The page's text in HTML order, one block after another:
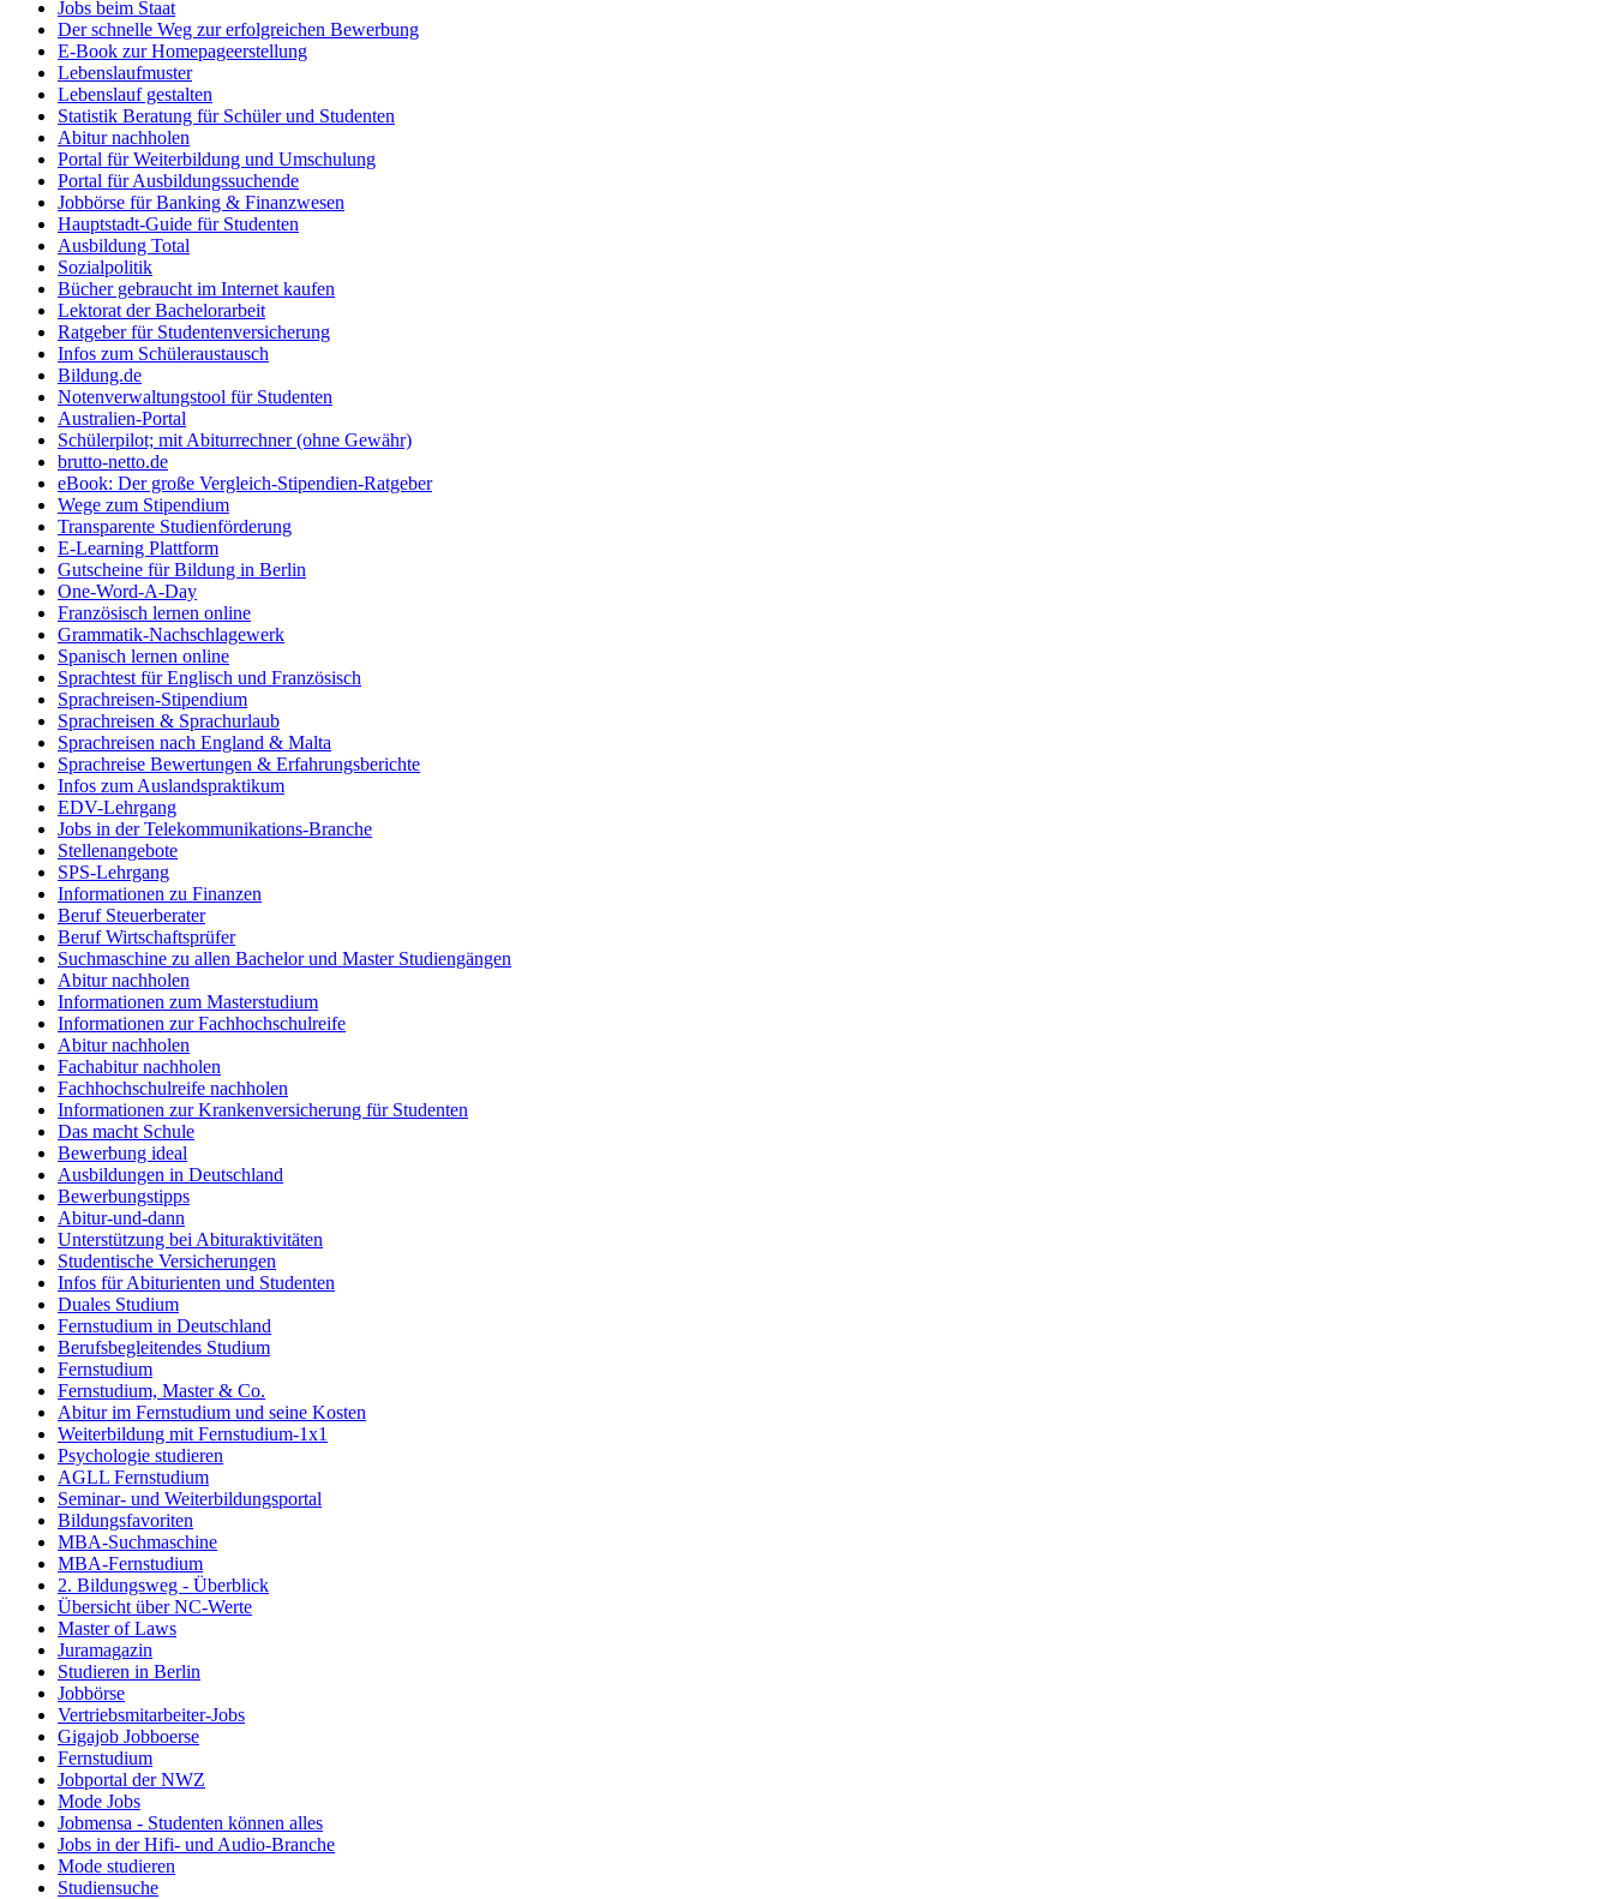
Jobs beim Staat
Der schnelle Weg zur erfolgreichen Bewerbung
E-Book zur Homepageerstellung
Lebenslaufmuster
Lebenslauf gestalten
Statistik Beratung für Schüler und Studenten
Abitur nachholen
Portal für Weiterbildung und Umschulung
Portal für Ausbildungssuchende
Jobbörse für Banking & Finanzwesen
Hauptstadt-Guide für Studenten
Ausbildung Total
Sozialpolitik
Bücher gebraucht im Internet kaufen
Lektorat der Bachelorarbeit
Ratgeber für Studentenversicherung
Infos zum Schüleraustausch
Bildung.de
Notenverwaltungstool für Studenten
Australien-Portal
Schülerpilot; mit Abiturrechner (ohne Gewähr)
brutto-netto.de
eBook: Der große Vergleich-Stipendien-Ratgeber
Wege zum Stipendium
Transparente Studienförderung
E-Learning Plattform
Gutscheine für Bildung in Berlin
One-Word-A-Day
Französisch lernen online
Grammatik-Nachschlagewerk
Spanisch lernen online
Sprachtest für Englisch und Französisch
Sprachreisen-Stipendium
Sprachreisen & Sprachurlaub
Sprachreisen nach England & Malta
Sprachreise Bewertungen & Erfahrungsberichte
Infos zum Auslandspraktikum
EDV-Lehrgang
Jobs in der Telekommunikations-Branche
Stellenangebote
SPS-Lehrgang
Informationen zu Finanzen
Beruf Steuerberater
Beruf Wirtschaftsprüfer
Suchmaschine zu allen Bachelor und Master Studiengängen
Abitur nachholen
Informationen zum Masterstudium
Informationen zur Fachhochschulreife
Abitur nachholen
Fachabitur nachholen
Fachhochschulreife nachholen
Informationen zur Krankenversicherung für Studenten
Das macht Schule
Bewerbung ideal
Ausbildungen in Deutschland
Bewerbungstipps
Abitur-und-dann
Unterstützung bei Abituraktivitäten
Studentische Versicherungen
Infos für Abiturienten und Studenten
Duales Studium
Fernstudium in Deutschland
Berufsbegleitendes Studium
Fernstudium
Fernstudium, Master & Co.
Abitur im Fernstudium und seine Kosten
Weiterbildung mit Fernstudium-1x1
Psychologie studieren
AGLL Fernstudium
Seminar- und Weiterbildungsportal
Bildungsfavoriten
MBA-Suchmaschine
MBA-Fernstudium
2. Bildungsweg - Überblick
Übersicht über NC-Werte
Master of Laws
Juramagazin
Studieren in Berlin
Jobbörse
Vertriebsmitarbeiter-Jobs
Gigajob Jobboerse
Fernstudium
Jobportal der NWZ
Mode Jobs
Jobmensa - Studenten können alles
Jobs in der Hifi- und Audio-Branche
Mode studieren
Studiensuche